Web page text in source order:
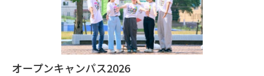
来場型・Web型イベント特集 夢ナビライブ
受験準備
オープンキャンパス2026